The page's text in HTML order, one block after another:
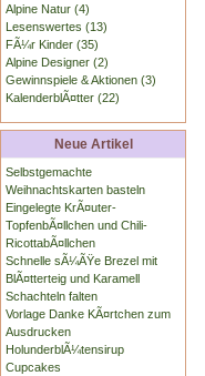
Alpine Natur (4)
Lesenswertes (13)
FÃ¼r Kinder (35)
Alpine Designer (2)
Gewinnspiele & Aktionen (3)
KalenderblÃ¤tter (22)
Neue Artikel
Selbstgemachte
Weihnachtskarten basteln
Eingelegte KrÃ¤uter-
TopfenbÃ¤llchen und Chili-
RicottabÃ¤llchen
Schnelle sÃ¼ÃŸe Brezel mit
BlÃ¤tterteig und Karamell
Schachteln falten
Vorlage Danke KÃ¤rtchen zum
Ausdrucken
HolunderblÃ¼tensirup
Cupcakes